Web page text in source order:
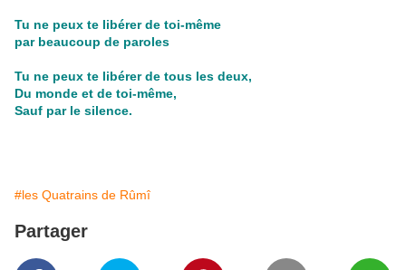
Tu ne peux te libérer de toi-même
par beaucoup de paroles
Tu ne peux te libérer de tous les deux,
Du monde et de toi-même,
Sauf par le silence.
#les Quatrains de Rûmî
Partager